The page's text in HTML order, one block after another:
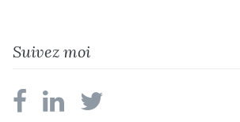
Suivez moi
facebooklinkedin